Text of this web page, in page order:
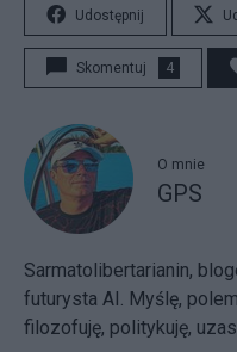
Udostępnij
Skomentuj 4
O mnie
GPS
Sarmatolibertarianin,
futurysta AI. Myślę,
filozofuję, politykuję,